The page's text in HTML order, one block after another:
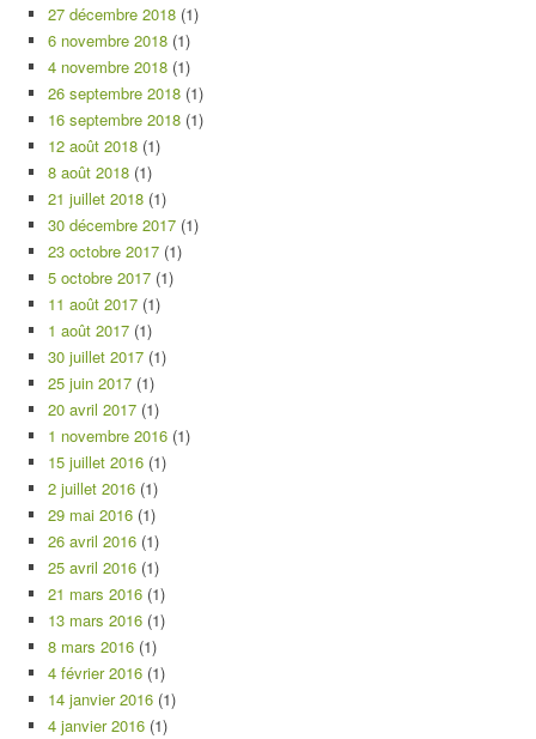
27 décembre 2018 (1)
6 novembre 2018 (1)
4 novembre 2018 (1)
26 septembre 2018 (1)
16 septembre 2018 (1)
12 août 2018 (1)
8 août 2018 (1)
21 juillet 2018 (1)
30 décembre 2017 (1)
23 octobre 2017 (1)
5 octobre 2017 (1)
11 août 2017 (1)
1 août 2017 (1)
30 juillet 2017 (1)
25 juin 2017 (1)
20 avril 2017 (1)
1 novembre 2016 (1)
15 juillet 2016 (1)
2 juillet 2016 (1)
29 mai 2016 (1)
26 avril 2016 (1)
25 avril 2016 (1)
21 mars 2016 (1)
13 mars 2016 (1)
8 mars 2016 (1)
4 février 2016 (1)
14 janvier 2016 (1)
4 janvier 2016 (1)